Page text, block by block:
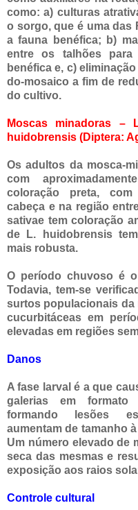
como: a) culturas
o sorgo, que é uma das
a fauna benéfica; b)
entre os talhões
benéfica e, c)
do-mosaico a fim de
do cultivo.
Moscas minadoras –
huidobrensis (Diptera:
Os adultos da mosca-
com
coloração preta, com
cabeça e na região
sativae tem coloração
de L. huidobrensis
mais robusta.
O período chuvoso é
Todavia, tem-se
surtos populacionais da
cucurbitáceas em
elevadas em regiões
Danos
A fase larval é a que
galerias em formato
formando lesões
aumentam de tamanho
Um número elevado de
seca das mesmas e
exposição aos raios
Controle cultural